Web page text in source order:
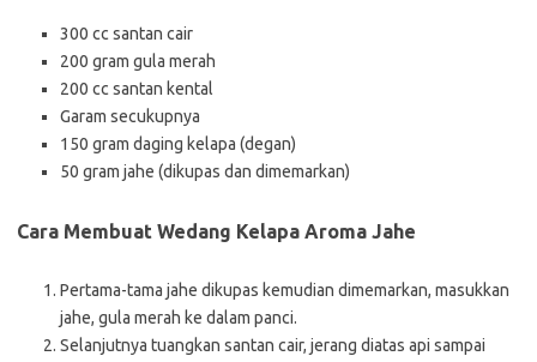
300 cc santan cair
200 gram gula merah
200 cc santan kental
Garam secukupnya
150 gram daging kelapa (degan)
50 gram jahe (dikupas dan dimemarkan)
Cara Membuat Wedang Kelapa Aroma Jahe
Pertama-tama jahe dikupas kemudian dimemarkan, masukkan
jahe, gula merah ke dalam panci.
Selanjutnya tuangkan santan cair, jerang diatas api sampai